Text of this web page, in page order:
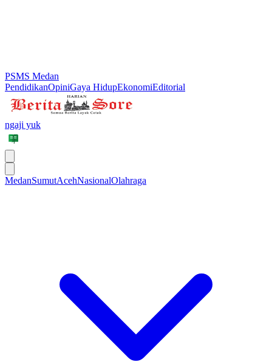
PSMS Medan
PendidikanOpiniGaya HidupEkonomiEditorial
ngaji yuk
MedanSumutAcehNasionalOlahraga